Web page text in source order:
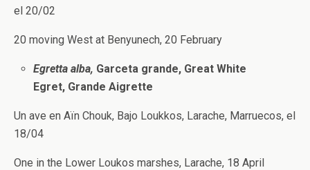
el 20/02
20 moving West at Benyunech, 20 February
Egretta alba, Garceta grande, Great White
Egret, Grande Aigrette
Un ave en Aïn Chouk, Bajo Loukkos, Larache, Marruecos, el
18/04
One in the Lower Loukos marshes, Larache, 18 April